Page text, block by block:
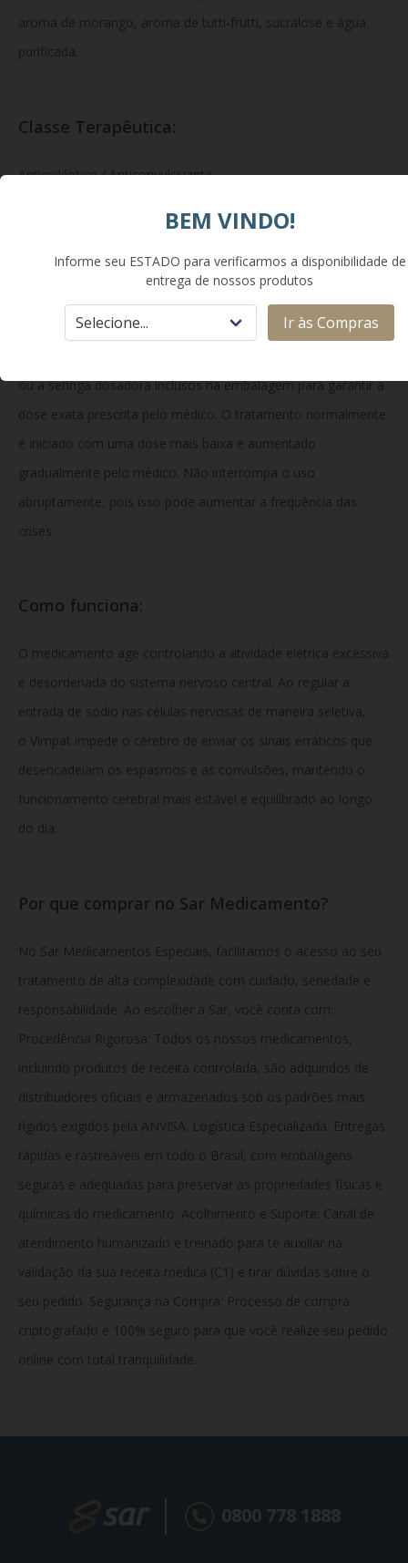
aroma de morango, aroma de tutti-frutti, sucralose e água
purificada.
Classe Terapêutica:
Antiepiléptico / Anticonvulsivante.
vezes ao dia (geralmente uma vez pela manhã e outra à
ou a seringa dosadora inclusos na embalagem para garantir a
dose exata prescrita pelo médico. O tratamento normalmente
é iniciado com uma dose mais baixa e aumentado
gradualmente pelo médico. Não interrompa o uso
abruptamente, pois isso pode aumentar a frequência das
crises.
Como funciona:
O medicamento age controlando a atividade elétrica excessiva
e desordenada do sistema nervoso central. Ao regular a
entrada de sódio nas células nervosas de maneira seletiva,
o Vimpat impede o cérebro de enviar os sinais erráticos que
desencadeiam os espasmos e as convulsões, mantendo o
funcionamento cerebral mais estável e equilibrado ao longo
do dia.
Por que comprar no Sar Medicamento?
No Sar Medicamentos Especiais, facilitamos o acesso ao seu
tratamento de alta complexidade com cuidado, seriedade e
responsabilidade. Ao escolher a Sar, você conta com:
Procedência Rigorosa: Todos os nossos medicamentos,
incluindo produtos de receita controlada, são adquiridos de
distribuidores oficiais e armazenados sob os padrões mais
rígidos exigidos pela ANVISA. Logística Especializada: Entregas
rápidas e rastreáveis em todo o Brasil, com embalagens
seguras e adequadas para preservar as propriedades físicas e
químicas do medicamento. Acolhimento e Suporte: Canal de
atendimento humanizado e treinado para te auxiliar na
validação da sua receita médica (C1) e tirar dúvidas sobre o
seu pedido. Segurança na Compra: Processo de compra
criptografado e 100% seguro para que você realize seu pedido
online com total tranquilidade.
0800 778 1888
BEM VINDO!
Informe seu ESTADO para verificarmos a disponibilidade de
entrega de nossos produtos
Ir às Compras